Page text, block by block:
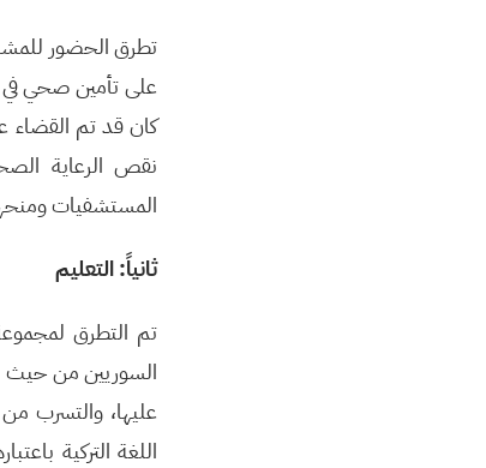
تطرق الحضور
على تأمين صحي في
كان قد تم القضاء
نقص الرعاية
المستشفيات
ثانياً: التعليم
تم التطرق
السوريين من حيث
عليها، والتسرب
اللغة التركية